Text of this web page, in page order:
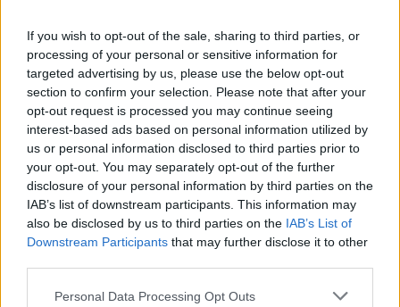
If you wish to opt-out of the sale, sharing to third parties, or
processing of your personal or sensitive information for
targeted advertising by us, please use the below opt-out
section to confirm your selection. Please note that after your
opt-out request is processed you may continue seeing
interest-based ads based on personal information utilized by
us or personal information disclosed to third parties prior to
your opt-out. You may separately opt-out of the further
disclosure of your personal information by third parties on the
IAB’s list of downstream participants. This information may
also be disclosed by us to third parties on the IAB’s List of
Downstream Participants that may further disclose it to other
Personal Data Processing Opt Outs
πλαίσιο χορήγησης ασφαλιστικής ικανότητας.
Προτεραιότητα της κυβέρνησής μας είναι να
βελτιώνει διαρκώς την ποιότητα ζωής των
πολιτών, να στηρίζει τις ευάλωτες κοινωνικές
ομάδες, να αφουγκράζεται τις ανάγκες της
κοινωνίας και της αγοράς εργασίας. Και αυτό
ακριβώς κάνουμε με έργα και πράξεις ».